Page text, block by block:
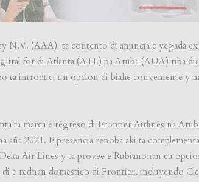
N.V. (AAA) ta contento di anuncia e yegada
for di Atlanta (ATL) pa Aruba (AUA) riba
ta introduci un opcion di biahe conveniente y
ta marca e regreso di Frontier Airlines na
2021. E presencia renoba aki ta
Air Lines y ta provee e Rubianonan cu
di e rednan domestico di Frontier, incluyendo